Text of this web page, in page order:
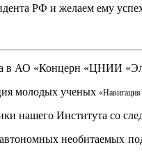
РФ и желаем ему
в АО «Концерн «ЦНИИ
молодых ученых
нашего Института со
необитаемых